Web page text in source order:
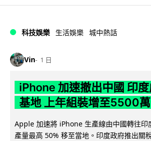
科技娛樂 生活娛樂 城中熱話
Vin 1 日
iPhone 加速撤出中國 印
基地 上年組裝增至5500
Apple 加速將 iPhone 生產線由中國轉往印
產量最高 50% 移至當地。印度政府推出關